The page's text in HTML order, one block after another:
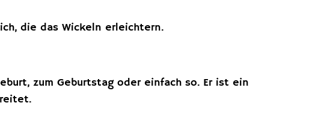
die das Wickeln erleichtern.
zum Geburtstag oder einfach so. Er ist ein